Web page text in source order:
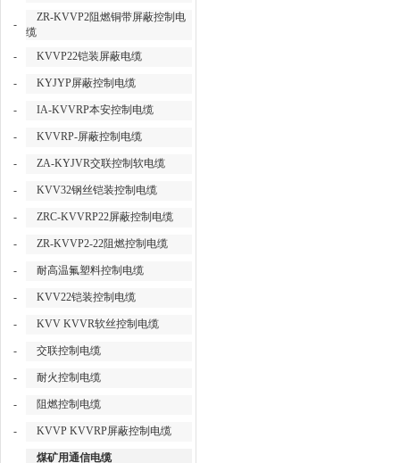
-
ZR-KVVP2阻燃铜带屏蔽控制电
缆
-
KVVP22铠装屏蔽电缆
- KYJYP屏蔽控制电缆
- IA-KVVRP本安控制电缆
- KVVRP-屏蔽控制电缆
- ZA-KYJVR交联控制软电缆
- KVV32钢丝铠装控制电缆
- ZRC-KVVRP22屏蔽控制电缆
- ZR-KVVP2-22阻燃控制电缆
- 耐高温氟塑料控制电缆
- KVV22铠装控制电缆
- KVV KVVR软丝控制电缆
- 交联控制电缆
- 耐火控制电缆
- 阻燃控制电缆
- KVVP KVVRP屏蔽控制电缆
煤矿用通信电缆